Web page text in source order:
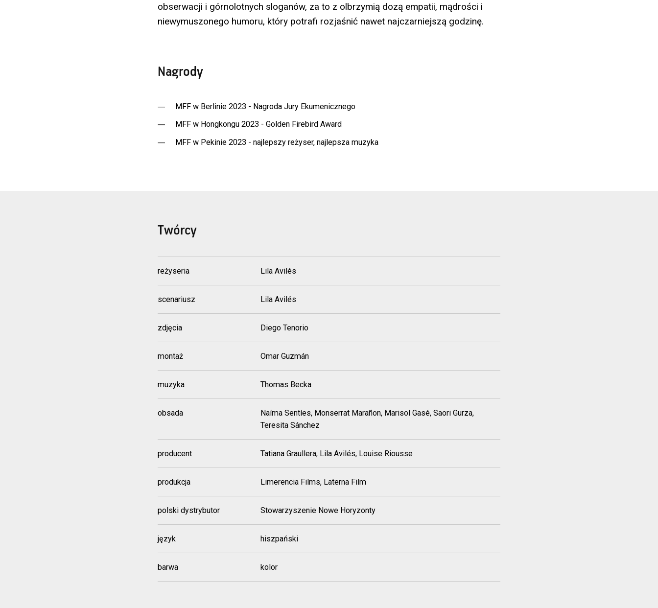
obserwacji i górnolotnych sloganów, za to z olbrzymią dozą empatii, mądrości i
niewymuszonego humoru, który potrafi rozjaśnić nawet najczarniejszą godzinę.
Nagrody
MFF w Berlinie 2023 - Nagroda Jury Ekumenicznego
MFF w Hongkongu 2023 - Golden Firebird Award
MFF w Pekinie 2023 - najlepszy reżyser, najlepsza muzyka
Twórcy
reżyseria Lila Avilés
scenariusz Lila Avilés
zdjęcia Diego Tenorio
montaż Omar Guzmán
muzyka Thomas Becka
obsada
Naíma Sentíes, Monserrat Marañon, Marisol Gasé, Saori Gurza,
Teresita Sánchez
producent Tatiana Graullera, Lila Avilés, Louise Riousse
produkcja Limerencia Films, Laterna Film
polski dystrybutor Stowarzyszenie Nowe Horyzonty
język hiszpański
barwa kolor